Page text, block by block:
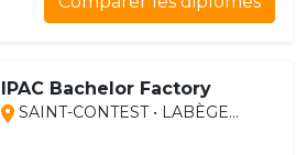
IPAC Bachelor Factory
SAINT-CONTEST • LABÈGE...